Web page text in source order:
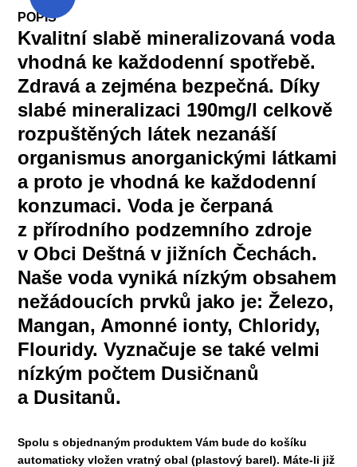
POPIS
Kvalitní slabě mineralizovaná voda
vhodná ke každodenní spotřebě.
Zdravá a zejména bezpečná. Díky
slabé mineralizaci 190mg/l celkově
rozpuštěných látek nezanáší
organismus anorganickými látkami
a proto je vhodná ke každodenní
konzumaci. Voda je čerpaná
z přírodního podzemního zdroje
v Obci Deštná v jižních Čechách.
Naše voda vyniká nízkým obsahem
nežádoucích prvků jako je: Železo,
Mangan, Amonné ionty, Chloridy,
Flouridy. Vyznačuje se také velmi
nízkým počtem Dusičnanů
a Dusitanů.
Spolu s objednaným produktem Vám bude do košíku
automaticky vložen vratný obal (plastový barel). Máte-li již